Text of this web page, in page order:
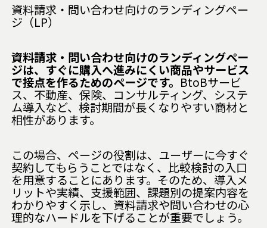
資料請求・問い合わせ向けのランディングペー
ジ（LP）
資料請求・問い合わせ向けのランディングペー
ジは、すぐに購入へ進みにくい商品やサービス
で接点を作るためのページです。 BtoBサービ
ス、不動産、保険、コンサルティング、システ
ム導入など、検討期間が長くなりやすい商材と
相性があります。
この場合、ページの役割は、ユーザーに今すぐ
契約してもらうことではなく、比較検討の入口
を用意することにあります。そのため、導入メ
リットや実績、支援範囲、課題別の提案内容を
わかりやすく示し、資料請求や問い合わせの心
理的なハードルを下げることが重要でしょう。